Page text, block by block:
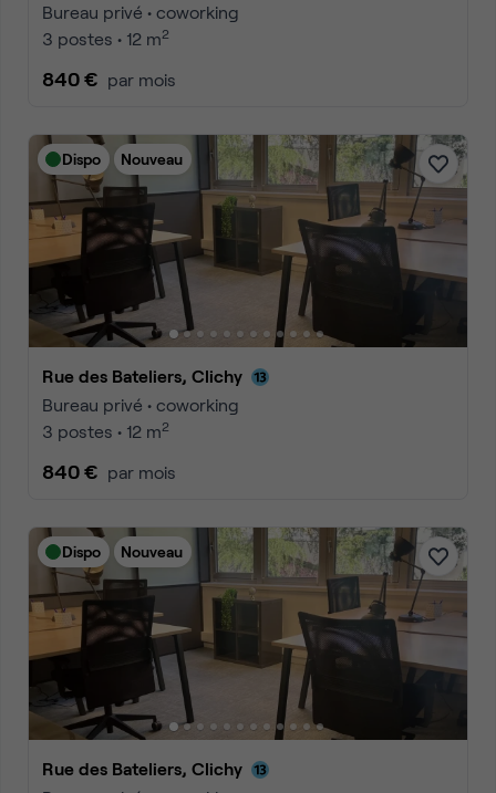
Bureau privé • coworking
3 postes • 12 m2
840 € par mois
Dispo Nouveau
Rue des Bateliers, Clichy
Bureau privé • coworking
3 postes • 12 m2
840 € par mois
Dispo Nouveau
Rue des Bateliers, Clichy